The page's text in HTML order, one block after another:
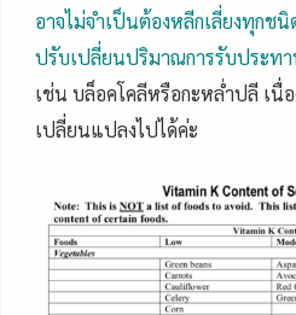
อาจไม่จำเป็นต้องหลีกเลี่ยงทุกช
ปรับเปลี่ยนปริมาณการรับประท
เช่น บล็อคโคลีหรือกะหล่ำปลี เนื่อ
เปลี่ยนแปลงไปได้ค่ะ